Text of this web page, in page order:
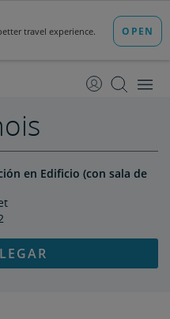
en Edificio (con sala de